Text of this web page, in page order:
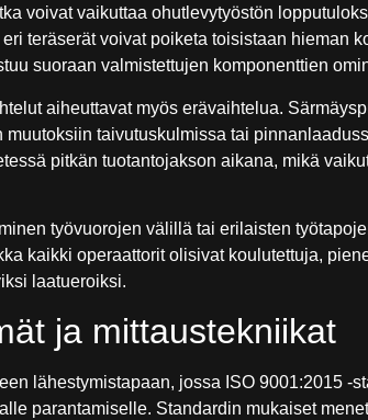
voivat vaikuttaa ohutlevytyöstön
teräserät voivat poiketa toisistaan hieman
suoraan valmistettujen komponenttien
aiheuttavat myös erävaihtelua.
taivutuskulmissa tai
pitkän tuotantojakson aikana, mikä
työvuorojen välillä tai erilaisten
kaikki operaattorit olisivat koulutettuja,
laatueroiksi.
ja mittaustekniikat
lähestymistapaan, jossa ISO 9001:2015 -
parantamiselle. Standardin mukaiset